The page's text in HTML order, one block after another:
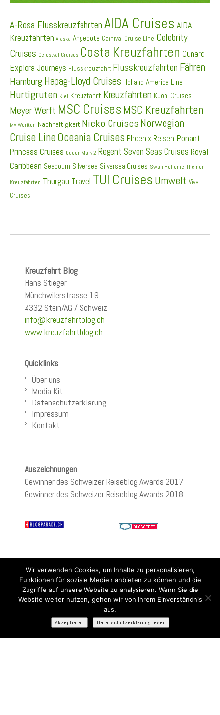
A-Rosa Flusskreuzfahrten AIDA Cruises AIDA
Kreuzfahrten Alaska Angebote Carnival Cruise LIne Celebrity
Cruises Celestyal Cruises Costa Kreuzfahrten Cunard
Explora Journeys Flusskreuzfahrt Flusskreuzfahrten Fähren
Hamburg Hapag-Lloyd Cruises Holland America Line
Hurtigruten Kiel Kreuzfahrt Kreuzfahrten Kuoni Cruises
Meyer Werft MSC Cruises MSC Kreuzfahrten
MV Werften Nachhaltigkeit Nicko Cruises Norwegian
Cruise Line Oceania Cruises Phoenix Reisen Ponant
Princess Cruises Queen Mary 2 Regent Seven Seas Cruises Royal
Caribbean Seabourn Silversea Silversea Cruises Swan Hellenic Themen
Kreuzfahrten Thurgau Travel TUI Cruises Umwelt Viva
Cruises
Kreuzfahrt Blog
Hans Stieger
Münchwilerstrasse 19
4332 Stein/AG / Schweiz
info@kreuzfahrtblog.ch
www.kreuzfahrtblog.ch
Quicklinks
Über uns
Media Kit
Datenschutzerklärung
Impressum
Kontakt
Auszeichnungen
Gewinner des Schweizer Reiseblog Awards 2017
Gewinner des Schweizer Reiseblog Awards 2018
Wir verwenden Cookies, um Inhalte zu personalisieren,
Funktionen für soziale Medien anbieten zu können und die
Zugriffe auf unsere Website zu analysieren. Wenn Sie die
Website weiter nutzen, gehen wir von Ihrem Einverständnis
aus.
Akzeptieren
Datenschutzerklärung lesen